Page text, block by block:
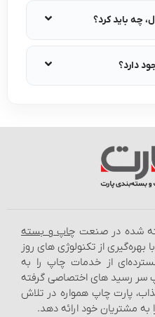
کرد؟
در صنعت چاپ و بسته‌
از تکنولوژی‌ های روز
خدمات چاپ را به
های اختصاصی گرفته
چاپ همواره در تلاش
خود ارائه دهد.